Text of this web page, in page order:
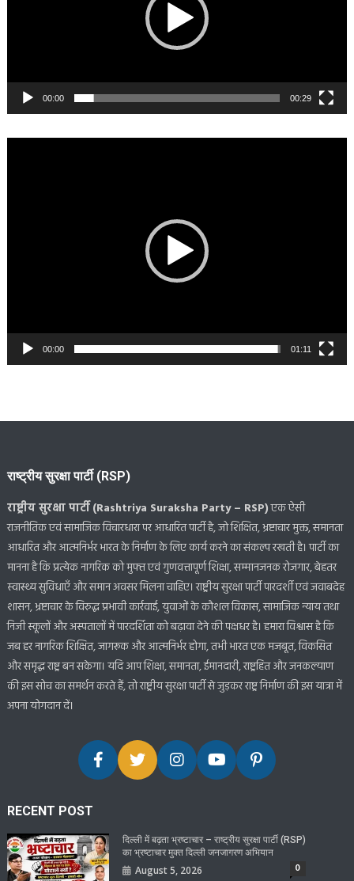
00:00 00:29
00:00 01:11
राष्ट्रीय सुरक्षा पार्टी (RSP)
राष्ट्रीय सुरक्षा पार्टी (Rashtriya Suraksha Party – RSP)एक ऐसी
राजनीतिक एवं सामाजिक विचारधारा पर आधारित पार्टी है, जो शिक्षित, भ्रष्टाचार मुक्त, समानता
आधारित और आत्मनिर्भर भारत के निर्माण के लिए कार्य करने का संकल्प रखती है। पार्टी का
मानना है कि प्रत्येक नागरिक को मुफ्त एवं गुणवत्तापूर्ण शिक्षा, सम्मानजनक रोजगार, बेहतर
स्वास्थ्य सुविधाएँ और समान अवसर मिलना चाहिए। राष्ट्रीय सुरक्षा पार्टी पारदर्शी एवं जवाबदेह
शासन, भ्रष्टाचार के विरुद्ध प्रभावी कार्रवाई, युवाओं के कौशल विकास, सामाजिक न्याय तथा
निजी स्कूलों और अस्पतालों में पारदर्शिता को बढ़ावा देने की पक्षधर है। हमारा विश्वास है कि
जब हर नागरिक शिक्षित, जागरूक और आत्मनिर्भर होगा, तभी भारत एक मजबूत, विकसित
और समृद्ध राष्ट्र बन सकेगा। यदि आप शिक्षा, समानता, ईमानदारी, राष्ट्रहित और जनकल्याण
की इस सोच का समर्थन करते हैं, तो राष्ट्रीय सुरक्षा पार्टी से जुड़कर राष्ट्र निर्माण की इस यात्रा में
अपना योगदान दें।
RECENT POST
दिल्ली में बढ़ता भ्रष्टाचार – राष्ट्रीय सुरक्षा पार्टी (RSP)
का भ्रष्टाचार मुक्त दिल्ली जनजागरण अभियान
August 5, 2026 0